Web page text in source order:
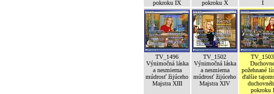
pokroku IX
pokroku X
I
TV_1496
Výnimočná láska
a nesmierna
múdrosť žijúceho
Majstra XIII
TV_1502
Výnimočná láska
a nesmierna
múdrosť žijúceho
Majstra XIV
TV_1503
Duchovne
požehnané
ďalšie
pokroku I